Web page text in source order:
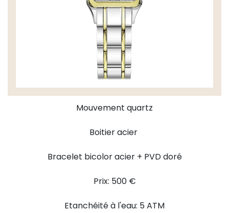
Mouvement quartz
Boitier acier
Bracelet bicolor acier + PVD doré
Prix: 500 €
Etanchéité à l'eau: 5 ATM